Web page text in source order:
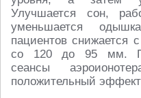
Улучшается сон,
уменьшается
пациентов
со 120 до 95 мм.
сеансы
положительный